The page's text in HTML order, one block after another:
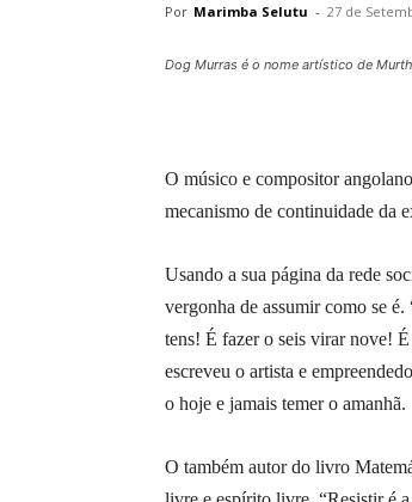
Por Marimba Selutu - 27 de
Dog Murras é o nome artístico de
O músico e compositor
mecanismo de continuidade da
Usando a sua página da rede
vergonha de assumir como se
tens! É fazer o seis virar nove!
escreveu o artista e
o hoje e jamais temer o amanhã.
O também autor do livro